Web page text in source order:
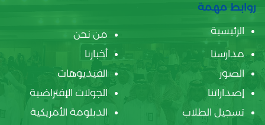
روابط مهمة
الرئيسية
من نحن
مدارسنا
أخبارنا
الصور
الفيديوهات
إصداراتنا
الجولات الإفتراضية
تسجيل الطلاب
الدبلومة الأمريكية